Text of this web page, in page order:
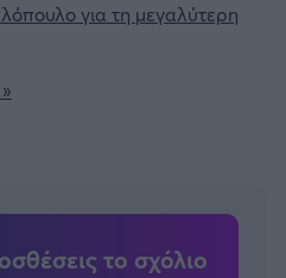
για τη μεγαλύτερη
το σχόλιο